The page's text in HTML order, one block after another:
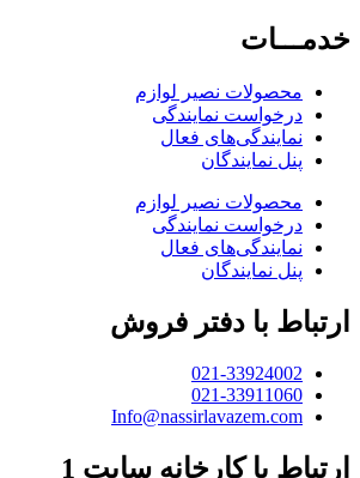
خدمـــات
محصولات نصیر لوازم
درخواست نمایندگی
نمایندگی‌های فعال
پنل نمایندگان
محصولات نصیر لوازم
درخواست نمایندگی
نمایندگی‌های فعال
پنل نمایندگان
ارتباط با دفتر فروش
021-33924002
021-33911060
Info@nassirlavazem.com
ارتباط با کارخانه سایت 1